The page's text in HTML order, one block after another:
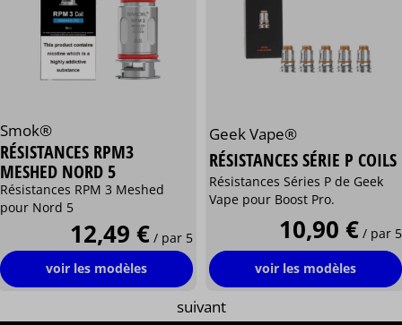
Smok®
RÉSISTANCES RPM3
MESHED NORD 5
Résistances RPM 3 Meshed
pour Nord 5
12,49 € / par 5
voir les modèles
Geek Vape®
RÉSISTANCES SÉRIE P COILS
Résistances Séries P de Geek
Vape pour Boost Pro.
10,90 € / par 5
voir les modèles
suivant